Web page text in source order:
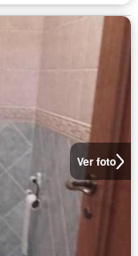
Ver foto